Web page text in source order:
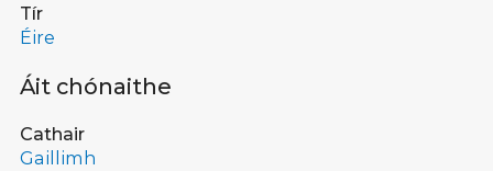
Tír
Éire
Áit chónaithe
Cathair
Gaillimh